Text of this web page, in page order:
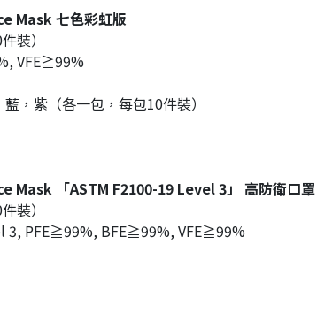
Mask 七色彩虹版
裝）
VFE≧99%
，紫（各一包，每包10件裝）
Mask 「ASTM F2100-19 Level 3」 高防衛口罩
裝）
3, PFE≧99%, BFE≧99%, VFE≧99%